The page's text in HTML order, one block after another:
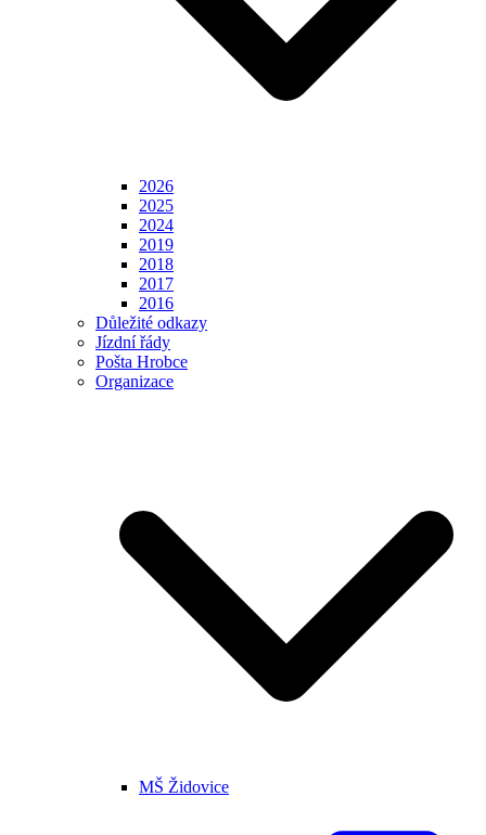
2026
2025
2024
2019
2018
2017
2016
Důležité odkazy
Jízdní řády
Pošta Hrobce
Organizace
MŠ Židovice